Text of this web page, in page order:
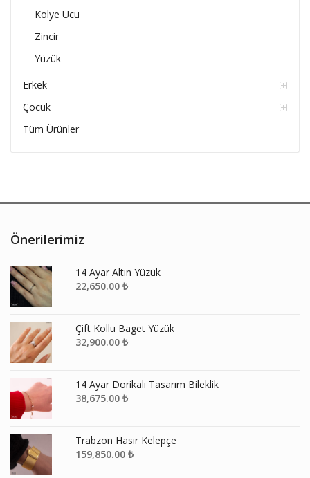
Kolye Ucu
Zincir
Yüzük
Erkek
Çocuk
Tüm Ürünler
Önerilerimiz
14 Ayar Altın Yüzük
22,650.00 ₺
Çift Kollu Baget Yüzük
32,900.00 ₺
14 Ayar Dorikalı Tasarım Bileklik
38,675.00 ₺
Trabzon Hasır Kelepçe
159,850.00 ₺